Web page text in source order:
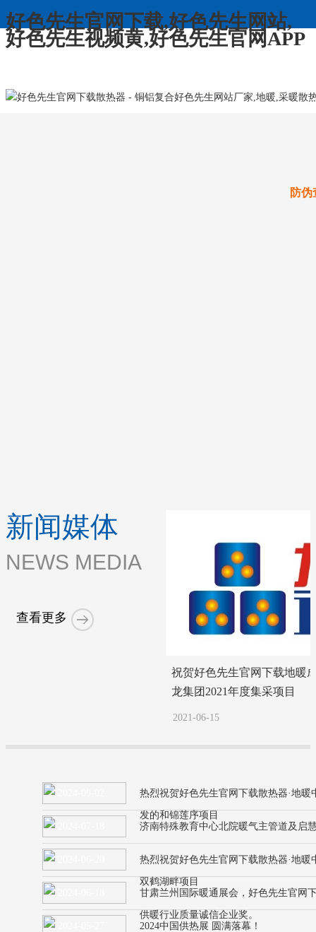
好色先生官网下载,好色先生网站,
好色先生视频黄,好色先生官网APP
防伪
新闻媒体
NEWS MEDIA
查看更多
祝贺好色先生官网下载地暖
龙集团2021年度集采项目
2021-06-15
热烈祝贺好色先生官网下载散热器·地
发的和锦莲序项目
济南特殊教育中心北院暖气主管道及启
热烈祝贺好色先生官网下载散热器·地
双鹤湖畔项目
甘肃兰州国际暖通展会，好色先生官网
供暖行业质量诚信企业奖。
2024中国供热展 圆满落幕！